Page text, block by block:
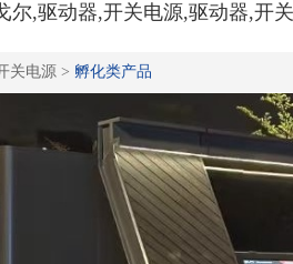
尔,驱动器,开关电源,驱动器,开
关电源> 孵化类产品